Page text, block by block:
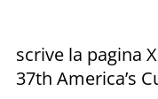
scrive la pagina
37th America’s